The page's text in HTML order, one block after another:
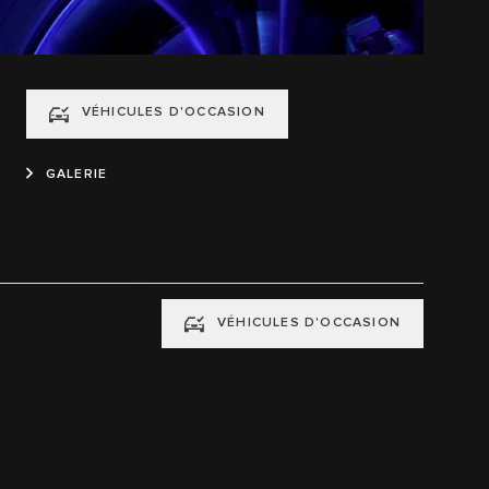
VÉHICULES D'OCCASION
GALERIE
VÉHICULES D'OCCASION